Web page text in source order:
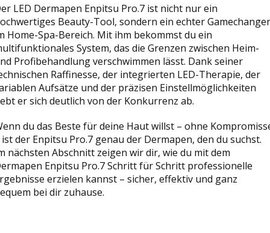
LED Dermapen Enpitsu Pro.7 ist nicht nur ein
Beauty-Tool, sondern ein echter Gamechanger
Home-Spa-Bereich. Mit ihm bekommst du ein
System, das die Grenzen zwischen Heim-
Profibehandlung verschwimmen lässt. Dank seiner
Raffinesse, der integrierten LED-Therapie, der
Aufsätze und der präzisen Einstellmöglichkeiten
er sich deutlich von der Konkurrenz ab.
du das Beste für deine Haut willst – ohne
ist der Enpitsu Pro.7 genau der Dermapen, den du suchst.
nächsten Abschnitt zeigen wir dir, wie du mit dem
Enpitsu Pro.7 Schritt für Schritt professionelle
erzielen kannst – sicher, effektiv und ganz
bei dir zuhause.